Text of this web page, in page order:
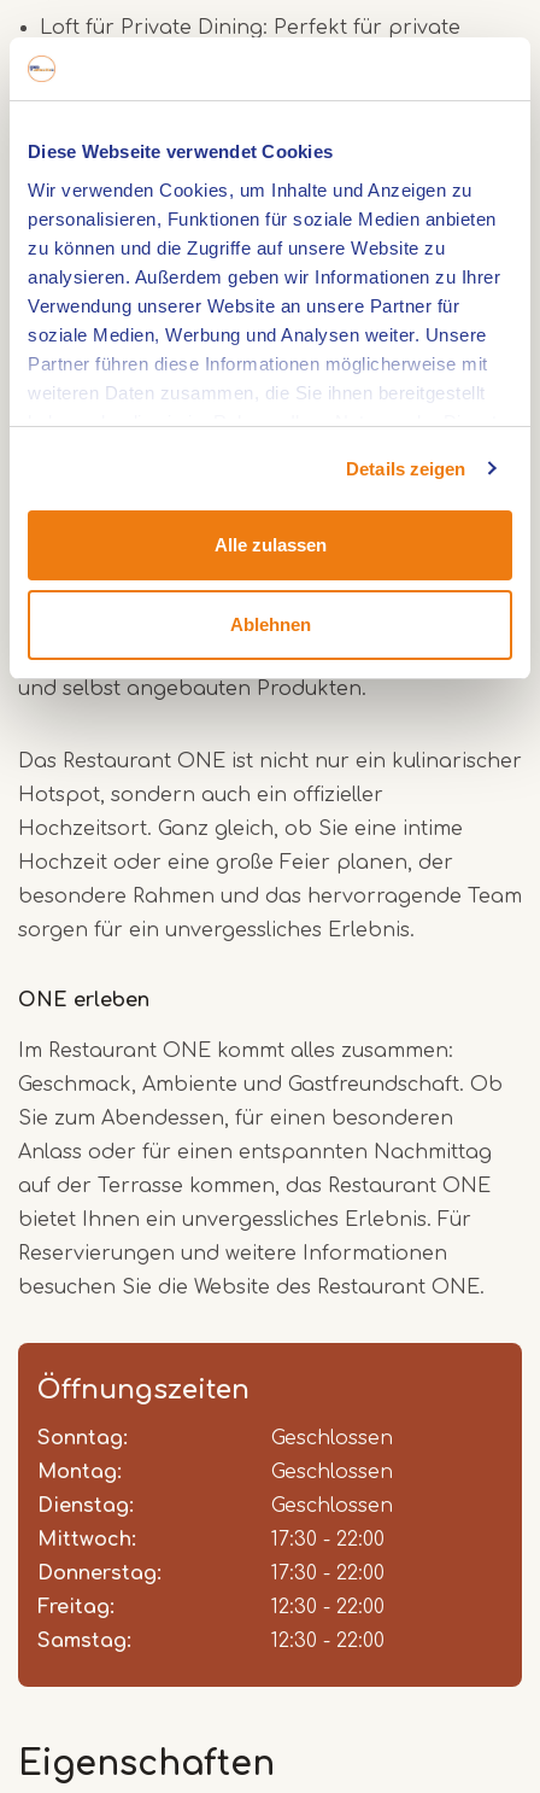
Diese Webseite verwendet Cookies
Wir verwenden Cookies, um Inhalte und Anzeigen zu
personalisieren, Funktionen für soziale Medien anbieten
zu können und die Zugriffe auf unsere Website zu
analysieren. Außerdem geben wir Informationen zu Ihrer
Verwendung unserer Website an unsere Partner für
soziale Medien, Werbung und Analysen weiter. Unsere
Partner führen diese Informationen möglicherweise mit
weiteren Daten zusammen, die Sie ihnen bereitgestellt
haben oder die sie im Rahmen Ihrer Nutzung der Dienste
Details zeigen
Alle zulassen
Ablehnen
Loft für Private Dining: Perfekt für private
Zusammenkünfte in stilvollem Rahmen.
Bei schönem Wetter ist die Terrasse an der Roer
der ideale Ort zum Entspannen. Beginnen Sie
den Abend mit einem Aperitif oder Cocktail, oder
lassen Sie ihn mit einem Kaffee, einem speziellen
Tee oder einem Digestif ausklingen. Die Terrasse
bietet ein beruhigendes Lounge-Erlebnis inmitten
des belebten Roerdeltas.
nach Nachhaltigkeit: von natürlichen Materialien
wie Tomatenfaserpapier für die Speisekarten bis
hin zu Bio-Tischwäsche. Außerdem achtet es auf
das Wohlbefinden seiner Mitarbeiter und den
verantwortungsvollen Umgang mit regionalen
und selbst angebauten Produkten.
Das Restaurant ONE ist nicht nur ein kulinarischer
Hotspot, sondern auch ein offizieller
Hochzeitsort. Ganz gleich, ob Sie eine intime
Hochzeit oder eine große Feier planen, der
besondere Rahmen und das hervorragende Team
sorgen für ein unvergessliches Erlebnis.
ONE erleben
Im Restaurant ONE kommt alles zusammen:
Geschmack, Ambiente und Gastfreundschaft. Ob
Sie zum Abendessen, für einen besonderen
Anlass oder für einen entspannten Nachmittag
auf der Terrasse kommen, das Restaurant ONE
bietet Ihnen ein unvergessliches Erlebnis. Für
Reservierungen und weitere Informationen
besuchen Sie die Website des Restaurant ONE.
Öffnungszeiten
Day
Time
slot
Comment
Sonntag:
Geschlossen
Montag:
Geschlossen
Dienstag:
Geschlossen
Mittwoch:
17:30 - 22:00
Donnerstag:
17:30 - 22:00
Freitag:
12:30 - 22:00
Samstag:
12:30 - 22:00
Eigenschaften